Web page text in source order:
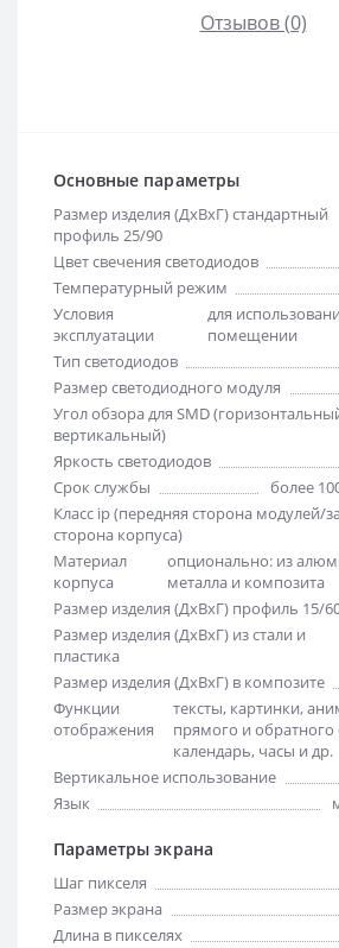
Отзывов (0)
Основные параметры
Размер изделия (ДхВхГ) стандартный
профиль 25/90
Цвет свечения светодиодов
Температурный режим
Условия
эксплуатации
для
помещении
Тип светодиодов
Размер светодиодного модуля
Угол обзора для SMD
вертикальный)
Яркость светодиодов
Срок службы
более
Класс ip (передняя сторона модулей/
сторона корпуса)
Материал
корпуса
опционально: из
металла и композита
Размер изделия (ДхВхГ) профиль 15/
Размер изделия (ДхВхГ) из стали и
пластика
Размер изделия (ДхВхГ) в композите
Функции
отображения
тексты, картинки,
прямого и обратного
календарь, часы и др.
Вертикальное использование
Язык
Параметры экрана
Шаг пикселя
Размер экрана
Длина в пикселях